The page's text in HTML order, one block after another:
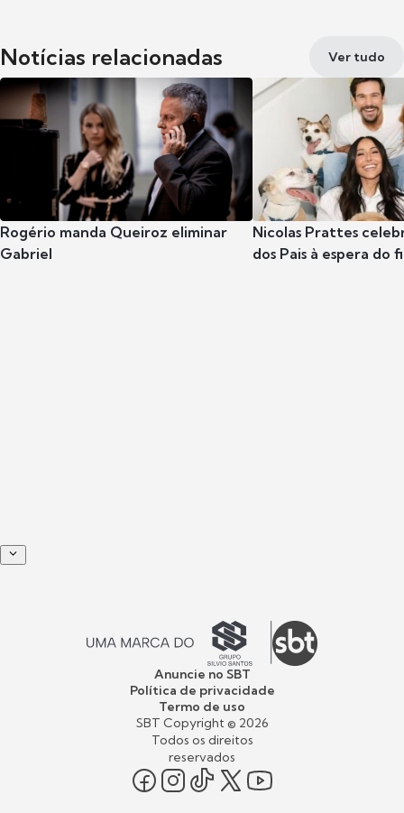
Notícias relacionadas Ver tudo
Rogério manda Queiroz eliminar
Gabriel
Nicolas Prattes
dos Pais à espera do
Anuncie no SBT
Política de privacidade
Termo de uso
SBT Copyright © 2026
Todos os direitos
reservados